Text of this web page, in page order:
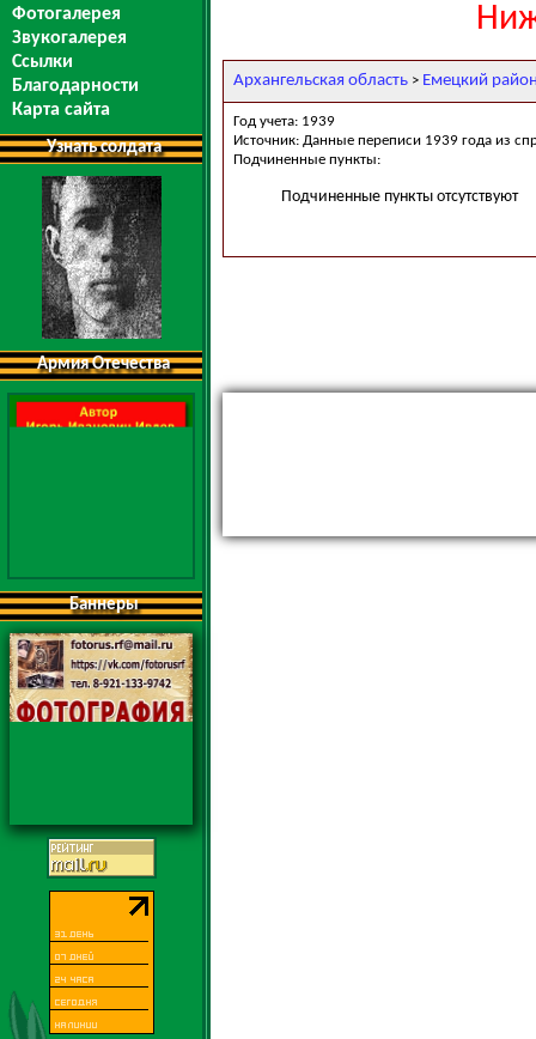
Фотогалерея
Звукогалерея
Ссылки
Благодарности
Карта сайта
Узнать солдата
Армия Отечества
Баннеры
Архангельская область > Емецкий
Год учета: 1939
Источник: Данные переписи 1939 года из
Подчиненные пункты:
Подчиненные пункты отсутствуют